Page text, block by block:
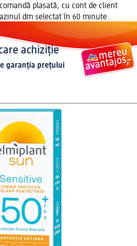
plasată, cu cont de client
dm selectat în 60 minute.
achiziție
garanția prețului